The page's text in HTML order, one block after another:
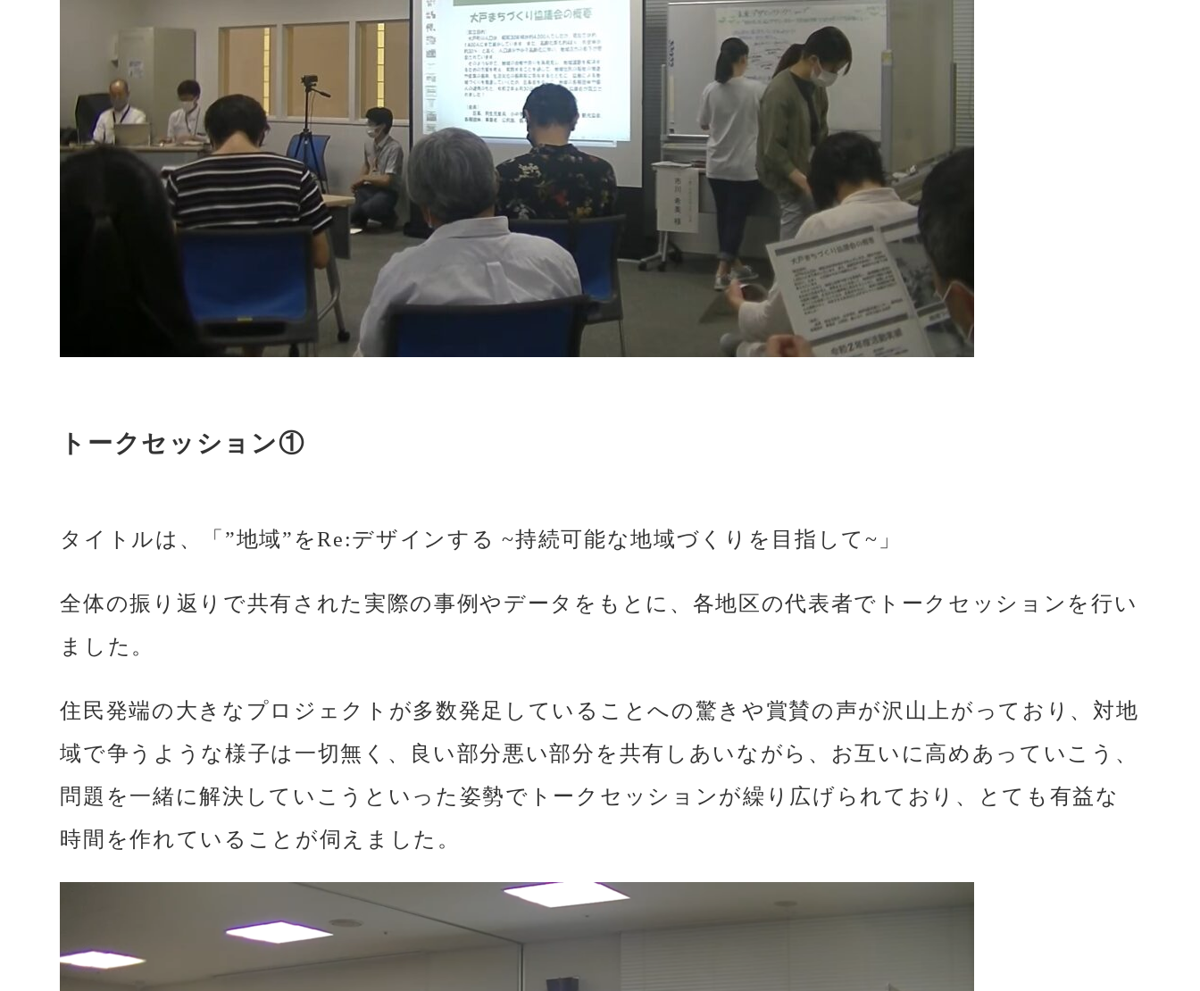
トークセッション①
タイトルは、「”地域”をRe:デザインする ~持続可能な地域づくりを目指して~」
全体の振り返りで共有された実際の事例やデータをもとに、各地区の代表者でトークセッションを行い
ました。
住民発端の大きなプロジェクトが多数発足していることへの驚きや賞賛の声が沢山上がっており、対地
域で争うような様子は一切無く、良い部分悪い部分を共有しあいながら、お互いに高めあっていこう、
問題を一緒に解決していこうといった姿勢でトークセッションが繰り広げられており、とても有益な
時間を作れていることが伺えました。